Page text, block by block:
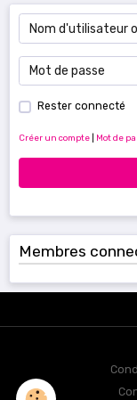
Rester connecté
Créer un compte Mot de
Membres